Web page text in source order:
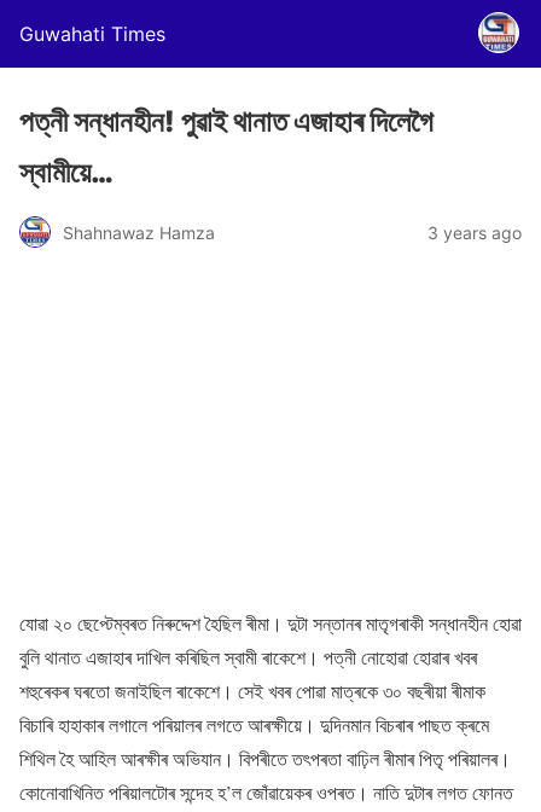
Guwahati Times
পত্নী সন্ধানহীন! পুৱাই থানাত এজাহাৰ দিলেগৈ
স্বামীয়ে…
Shahnawaz Hamza 3 years ago
যোৱা ২০ ছেপ্টেম্বৰত নিৰুদ্দেশ হৈছিল ৰীমা। দুটা সন্তানৰ মাতৃগৰাকী সন্ধানহীন হোৱা
বুলি থানাত এজাহাৰ দাখিল কৰিছিল স্বামী ৰাকেশে। পত্নী নোহোৱা হোৱাৰ খবৰ
শহুৰেকৰ ঘৰতো জনাইছিল ৰাকেশে। সেই খবৰ পোৱা মাত্ৰকে ৩০ বছৰীয়া ৰীমাক
বিচাৰি হাহাকাৰ লগালে পৰিয়ালৰ লগতে আৰক্ষীয়ে। দুদিনমান বিচৰাৰ পাছত ক্ৰমে
শিথিল হৈ আহিল আৰক্ষীৰ অভিযান। বিপৰীতে তৎপৰতা বাঢ়িল ৰীমাৰ পিতৃ পৰিয়ালৰ।
কোনোবাখিনিত পৰিয়ালটোৰ সন্দেহ হ’ল জোঁৱায়েকৰ ওপৰত। নাতি দুটাৰ লগত ফোনত